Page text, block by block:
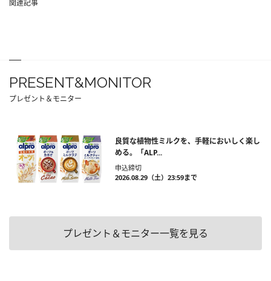
関連記事
PRESENT&MONITOR
プレゼント＆モニター
良質な植物性ミルクを、手軽においしく楽し
める。「ALP...
申込締切
2026.08.29（土）23:59まで
プレゼント＆モニター一覧を見る